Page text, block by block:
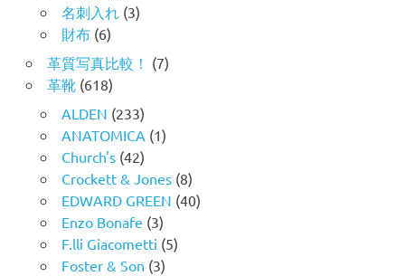
名刺入れ (3)
財布(6)
革質写真比較！ (7)
革靴(618)
ALDEN (233)
ANATOMICA (1)
Church's(42)
Crockett & Jones(8)
EDWARD GREEN (40)
Enzo Bonafe (3)
F.lli Giacometti (5)
Foster & Son (3)